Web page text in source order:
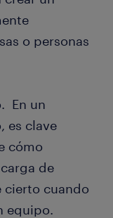
o personas
En un
es clave
cómo
de
cierto cuando
equipo.